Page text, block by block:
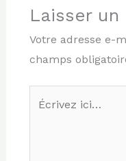
Laisser
Votre adresse e-
champs